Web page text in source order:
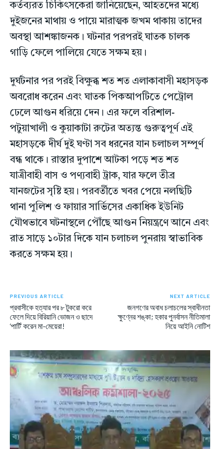
কর্তব্যরত চিকিৎসকেরা জানিয়েছেন, আহতদের মধ্যে
দুইজনের মাথায় ও পায়ে মারাত্মক জখম থাকায় তাদের
অবস্থা আশঙ্কাজনক। ঘটনার পরপরই ঘাতক চালক
গাড়ি ফেলে পালিয়ে যেতে সক্ষম হয়।
দুর্ঘটনার পর পরই বিক্ষুব্ধ শত শত এলাকাবাসী মহাসড়ক
অবরোধ করেন এবং ঘাতক পিকআপটিতে পেট্রোল
ঢেলে আগুন ধরিয়ে দেন। এর ফলে বরিশাল-
পটুয়াখালী ও কুয়াকাটা রুটের অত্যন্ত গুরুত্বপূর্ণ এই
মহাসড়কে দীর্ঘ দুই ঘণ্টা সব ধরনের যান চলাচল সম্পূর্ণ
বন্ধ থাকে। রাস্তার দুপাশে আটকা পড়ে শত শত
যাত্রীবাহী বাস ও পণ্যবাহী ট্রাক, যার ফলে তীব্র
যানজটের সৃষ্টি হয়। পরবর্তীতে খবর পেয়ে নলছিটি
থানা পুলিশ ও ফায়ার সার্ভিসের একাধিক ইউনিট
যৌথভাবে ঘটনাস্থলে পৌঁছে আগুন নিয়ন্ত্রণে আনে এবং
রাত সাড়ে ১০টার দিকে যান চলাচল পুনরায় স্বাভাবিক
করতে সক্ষম হয়।
PREVIOUS ARTICLE
প্রবাসীকে হত্যার পর ৮ টুকরো করে
ফেলে দিয়ে বিরিয়ানি ভোজন ও ছাদে
‘পার্টি’ করেন মা-মেয়েরা!
NEXT ARTICLE
জনগণের অবাধ চলাচলের স্বাধীনতা
ক্ষুণ্নের শঙ্কা; হকার পুনর্বাসন নীতিমালা
নিয়ে আইনি নোটিশ